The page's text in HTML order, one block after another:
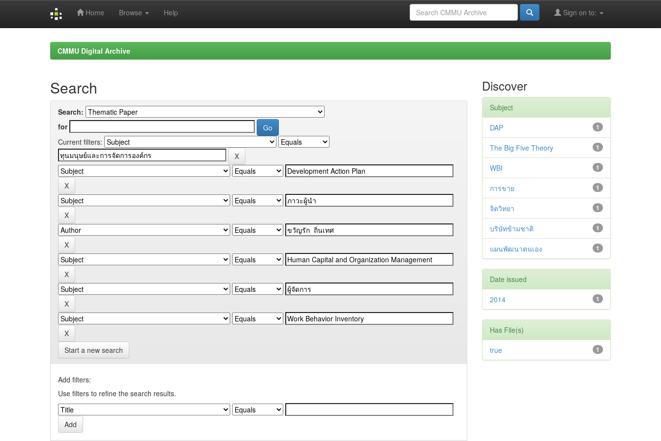
Home Browse Help Sign on to:
CMMU Digital Archive
Search
Search:
for
Current filters:
Start a new search
Add filters:
Use filters to refine the search results.
Discover
Subject
1
DAP
1
The Big Five Theory
1
WBI
1
การขาย
1
จิตวิทยา
1
บริษัทข้ามชาติ
1
แผนพัฒนาตนเอง
Date issued
1
2014
Has File(s)
1
true